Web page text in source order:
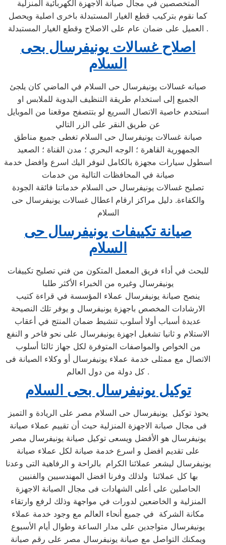
المتخصصين في مجال صيانة الاجهزة الكهربائية المنزلية
كما نقوم بتركيب قطع الغيار المستبدلة باخرى اصلية ويحصل
العميل على ضمان عام على الاصلاح وقطع الغيار المستبدلة .
اصلاح غسالات يونيفرسال بحى
السلام
صيانه غسالات يونيفرسال حى السلام في الماضي كان يلجئ
الجميع إلى استخدام طريقة التنظيف اليدوية للملابس او
استخدم خاصية الاتصال السريع لو بتتصفح موقعنا من الموبايل
عن طريق النقر على الزر التالي
صيانة غسالات يونيفرسال حى السلام تغطى جميع مناطق
الجمهورية القاهرة ؛ الوجه البحري ؛ مدن القناة ؛ الصعيد
اسطول سيارات مجهزة بالكامل لنوفر اليك اسرع وافضل خدمة
صيانة في المحافظات التالية من خدمات
تصليح غسالات يونيفرسال حى السلام خدماتنا فائقة الجودة
والكفاءة. دليل مراكز ارقام اعطال غسالات يونيفرسال حى
السلام
صيانة تكييفات يونيفرسال حى
السلام
للبحث في أداء فريق المعمل المتكون من فني تصليح تكييفات
يونيفرسال وغيره من الخبراء الأكثر طلبا
ينصح صيانة يونيفرسال عملاء المؤسسة في قراءة كتيب
الارشادات المخصص باجهزة يونيفرسال و يوفر تلك النصيحة
عديدة أسباب أولا أسلوب تنشيط ضمان المنتج في أعقاب
الاستلام و ثانيا تشغيل اجهزة يونيفرسال على نحو فاخر و النفع
من الخواص والمواصفات المتوفرة لكل جهاز ثالثا أسلوب
الاتصال مع ممثلى خدمة عملاء يونيفرسال أو وكلاء الصيانة فى
كل دولة من دول العالم .
توكيل يونيفرسال بحى السلام
يحوذ توكيل يونيفرسال حى السلام مصر على الريادة و التميز
فى مجال صيانة الاجهزة المنزلية حيث أن تقييم عملاء صيانة
يونيفرسال هو الأفضل ويسعى توكيل صيانة يونيفرسال مصر
على تقديم افضل و اسرع خدمة صيانة لكل عملاء صيانة
يونيفرسال ليشعر عملائنا الكرام بالراحة و الرفاهية التى وعدنا
بها كل عملائنا ولذلك وفرنا افضل المهندسيين والفنيين
الحاصلين على أعلى الشهادات فى مجال الصيانة الاجهزة
المنزلية و الخاضعين لدورات في مواجهة وذلك لرفع وارتقاء
مكانة الشركة في جميع أنحاء العالم مع وجود خدمة عملاء
يونيفرسال متواجدين على مدار الساعة وطوال أيام الأسبوع
ويمكنك التواصل مع صيانة يونيفرسال مصر على رقم صيانة